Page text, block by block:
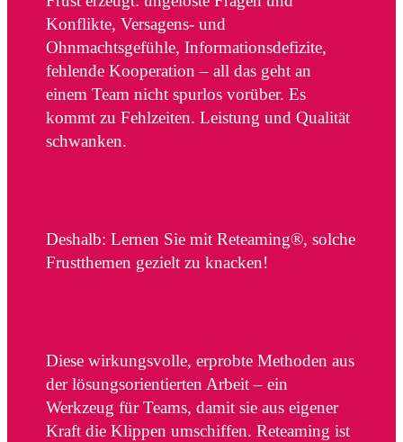
Konflikte, Versagens- und
Ohnmachtsgefühle, Informationsdefizite,
fehlende Kooperation – all das geht an
einem Team nicht spurlos vorüber. Es
kommt zu Fehlzeiten. Leistung und Qualität
schwanken.
Deshalb: Lernen Sie mit Reteaming®, solche
Frustthemen gezielt zu knacken!
Diese wirkungsvolle, erprobte Methoden aus
der lösungsorientierten Arbeit – ein
Werkzeug für Teams, damit sie aus eigener
Kraft die Klippen umschiffen. Reteaming ist